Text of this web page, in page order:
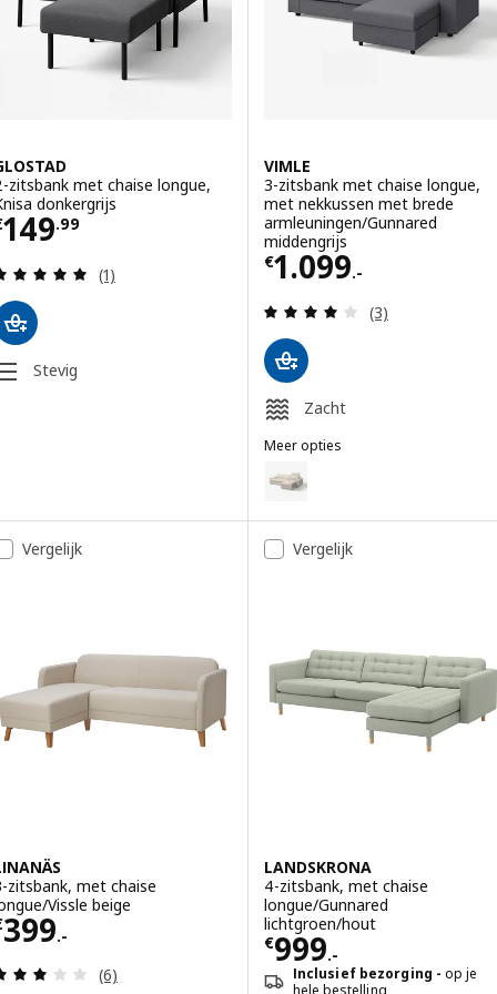
zitsbank met chaise longue,
donkergrijs
149.99
€ 149.99
Beoordeling: 5 van 5 sterren. Totaal
(1)
Stevig
VIMLE
3-zitsbank met chaise longue,
met nekkussen met brede
armleuningen/Gunnared
middengrijs
€1.099.-
Prijs € 1099.-
Beoordeling: 4
(3)
Zacht
Meer opties
Optie: VIMLE, 3-zitsbank met
Optie: VIMLE, 3-zitsbank met
Optie: VIMLE, 3-zitsbank met
Optie: VIMLE, 3-zitsbank met
Optie: VIMLE, 3-zitsbank met
Vergelijk
zitsbank, met chaise
Vissle beige
399.-
€ 399.-
Beoordeling: 3 van 5 sterren. Totaal
(6)
Vergelijk
LANDSKRONA
4-zitsbank, met chaise
longue/Gunnared
lichtgroen/hout
€999.-
Prijs € 999.-
Inclusief bezorging
op je
hele bestelling